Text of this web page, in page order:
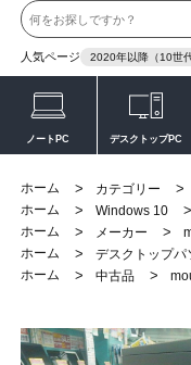
人気ページ 2020年以降（10世
ノートPC デスクトップPC
ホーム > カテゴリー >
ホーム
> Windows 10 >
ホーム
> メーカー >
ホーム
> デスクトップパ
ホーム
> 中古品 >